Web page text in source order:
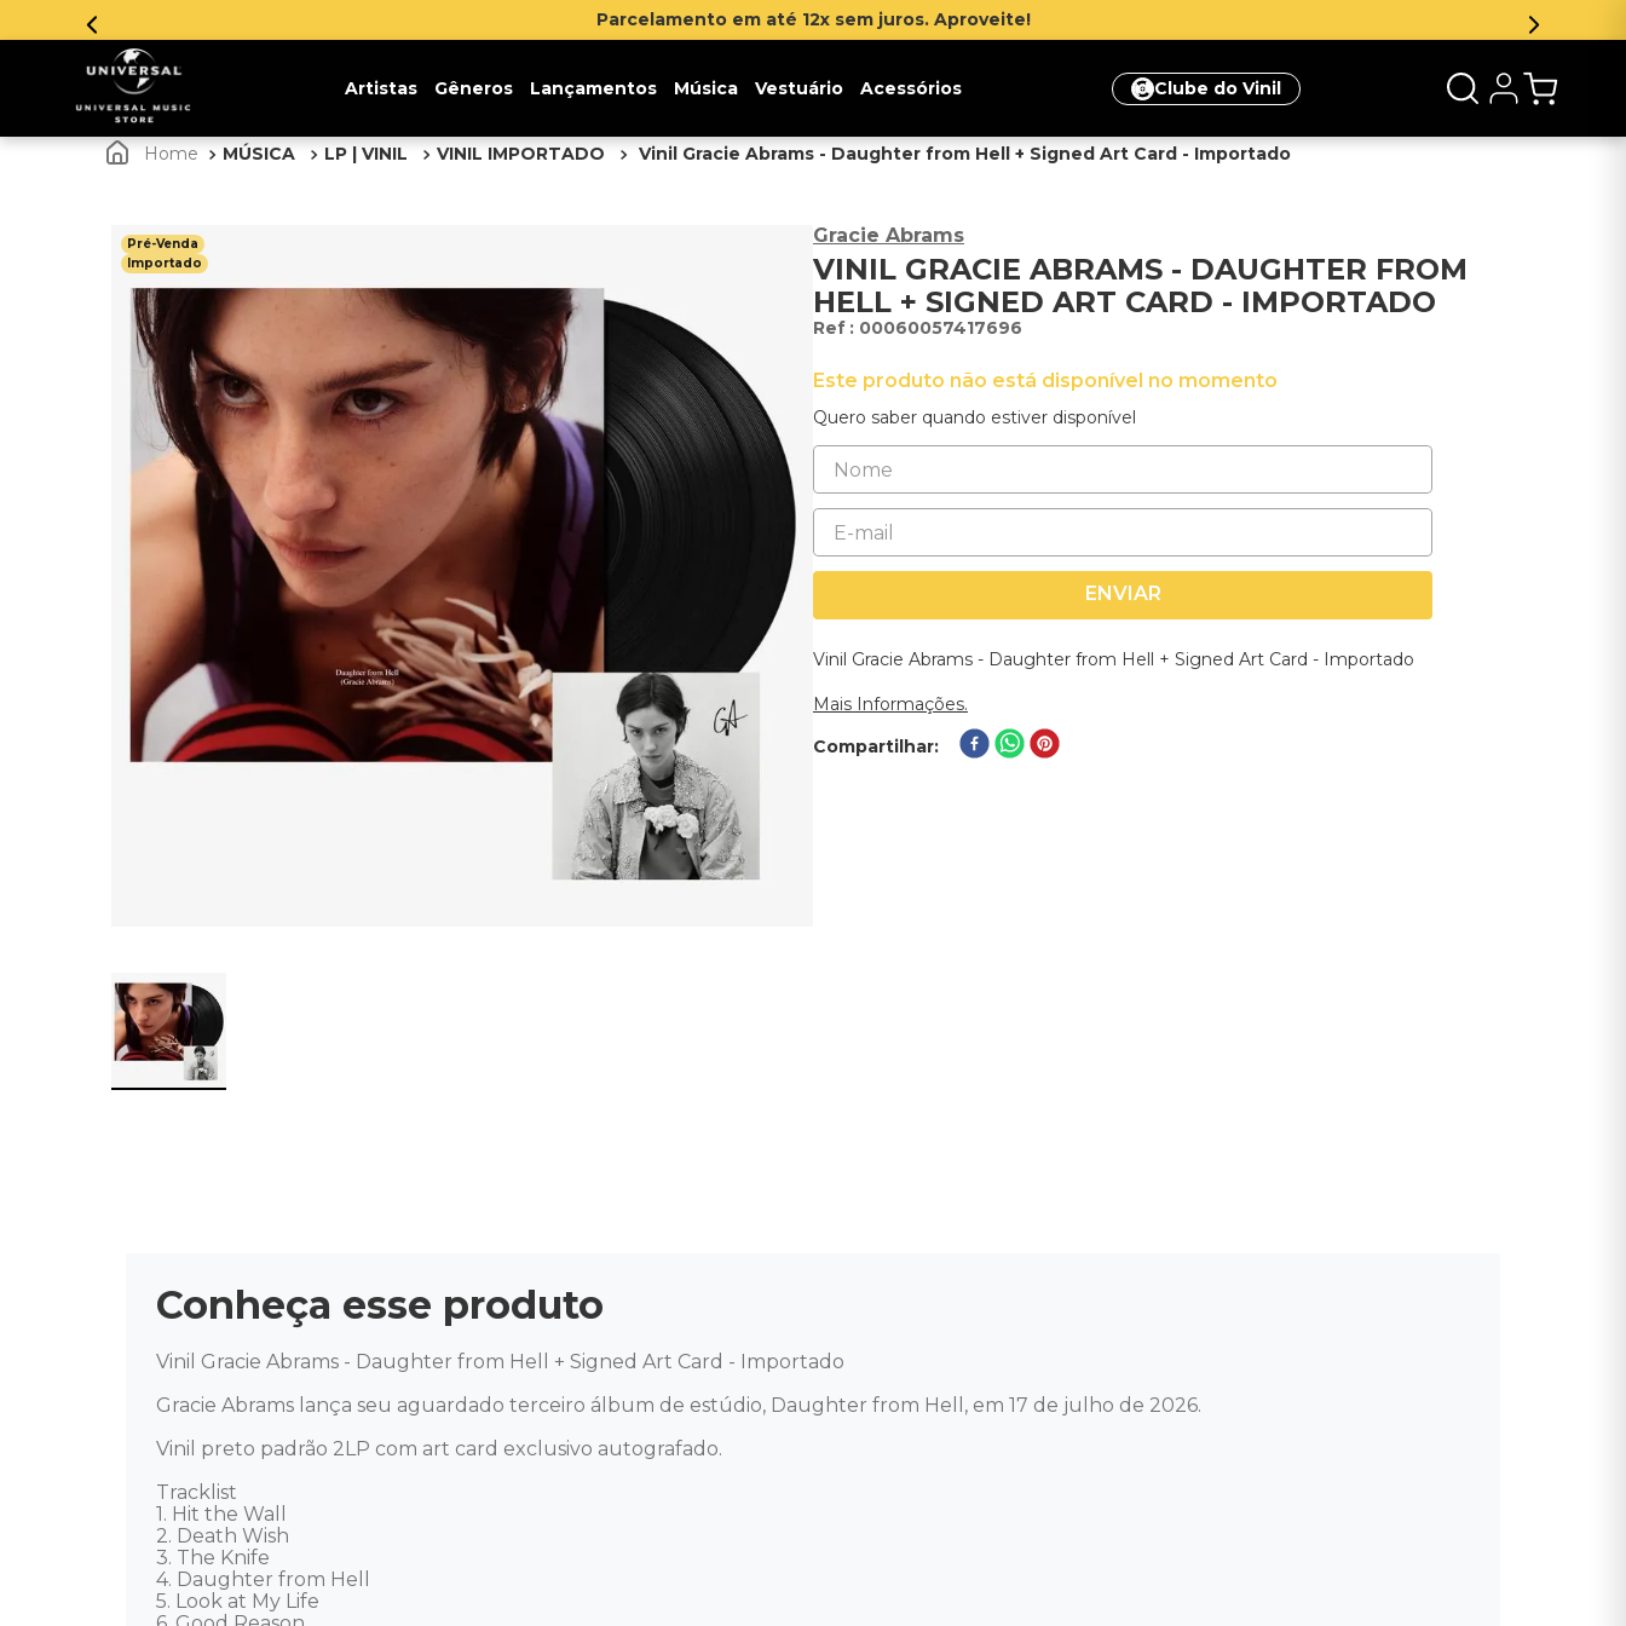
Parcelamento em até 12x sem juros. Aproveite!
Artistas Gêneros Lançamentos Música Vestuário Acessórios Clube do Vinil
MÚSICA LP | VINIL VINIL IMPORTADO Vinil Gracie Abrams - Daughter from Hell + Signed Art Card - Importado
Pré-Venda
Importado
Gracie Abrams
VINIL GRACIE ABRAMS - DAUGHTER FROM
HELL + SIGNED ART CARD - IMPORTADO
: 00060057417696
Este produto não está disponível no momento
Quero saber quando estiver disponível
ENVIAR
Vinil Gracie Abrams - Daughter from Hell + Signed Art Card - Importado
Mais Informações.
Compartilhar
Conheça esse produto
Vinil Gracie Abrams - Daughter from Hell + Signed Art Card - Importado
Gracie Abrams lança seu aguardado terceiro álbum de estúdio, Daughter from Hell, em 17 de julho de 2026.
Vinil preto padrão 2LP com art card exclusivo autografado.
Tracklist
1. Hit the Wall
2. Death Wish
3. The Knife
4. Daughter from Hell
5. Look at My Life